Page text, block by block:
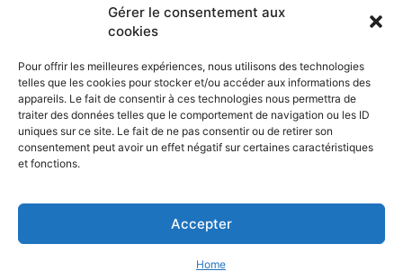
Gérer le consentement aux
cookies
Pour offrir les meilleures expériences, nous utilisons des technologies
telles que les cookies pour stocker et/ou accéder aux informations des
appareils. Le fait de consentir à ces technologies nous permettra de
traiter des données telles que le comportement de navigation ou les ID
uniques sur ce site. Le fait de ne pas consentir ou de retirer son
consentement peut avoir un effet négatif sur certaines caractéristiques
et fonctions.
Accepter
Home
SUIVEZ NOUS
Accueil Economie Entreprises Entrepreneur Afrique
HIGH-TECH Auto-Moto
© Challenges.tn By AAKOM.DIGITAL